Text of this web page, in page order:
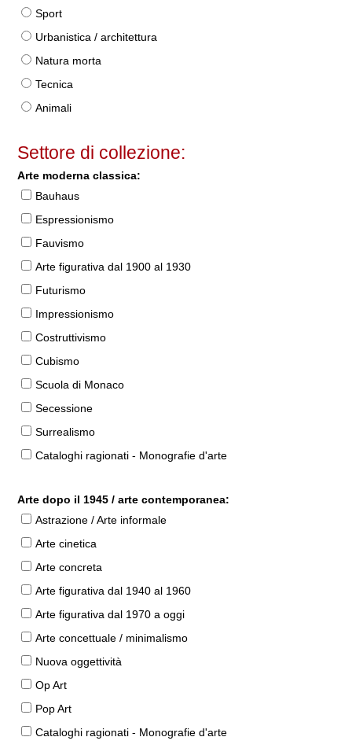
Sport
Urbanistica / architettura
Natura morta
Tecnica
Animali
Settore di collezione:
Arte moderna classica:
Bauhaus
Espressionismo
Fauvismo
Arte figurativa dal 1900 al 1930
Futurismo
Impressionismo
Costruttivismo
Cubismo
Scuola di Monaco
Secessione
Surrealismo
Cataloghi ragionati - Monografie d'arte
Arte dopo il 1945 / arte contemporanea:
Astrazione / Arte informale
Arte cinetica
Arte concreta
Arte figurativa dal 1940 al 1960
Arte figurativa dal 1970 a oggi
Arte concettuale / minimalismo
Nuova oggettività
Op Art
Pop Art
Cataloghi ragionati - Monografie d'arte